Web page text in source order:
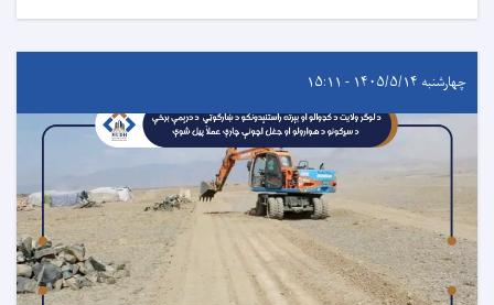
چهارشنبه ۱۴۰۵/۵/۱۴ - ۱۵:۱۱